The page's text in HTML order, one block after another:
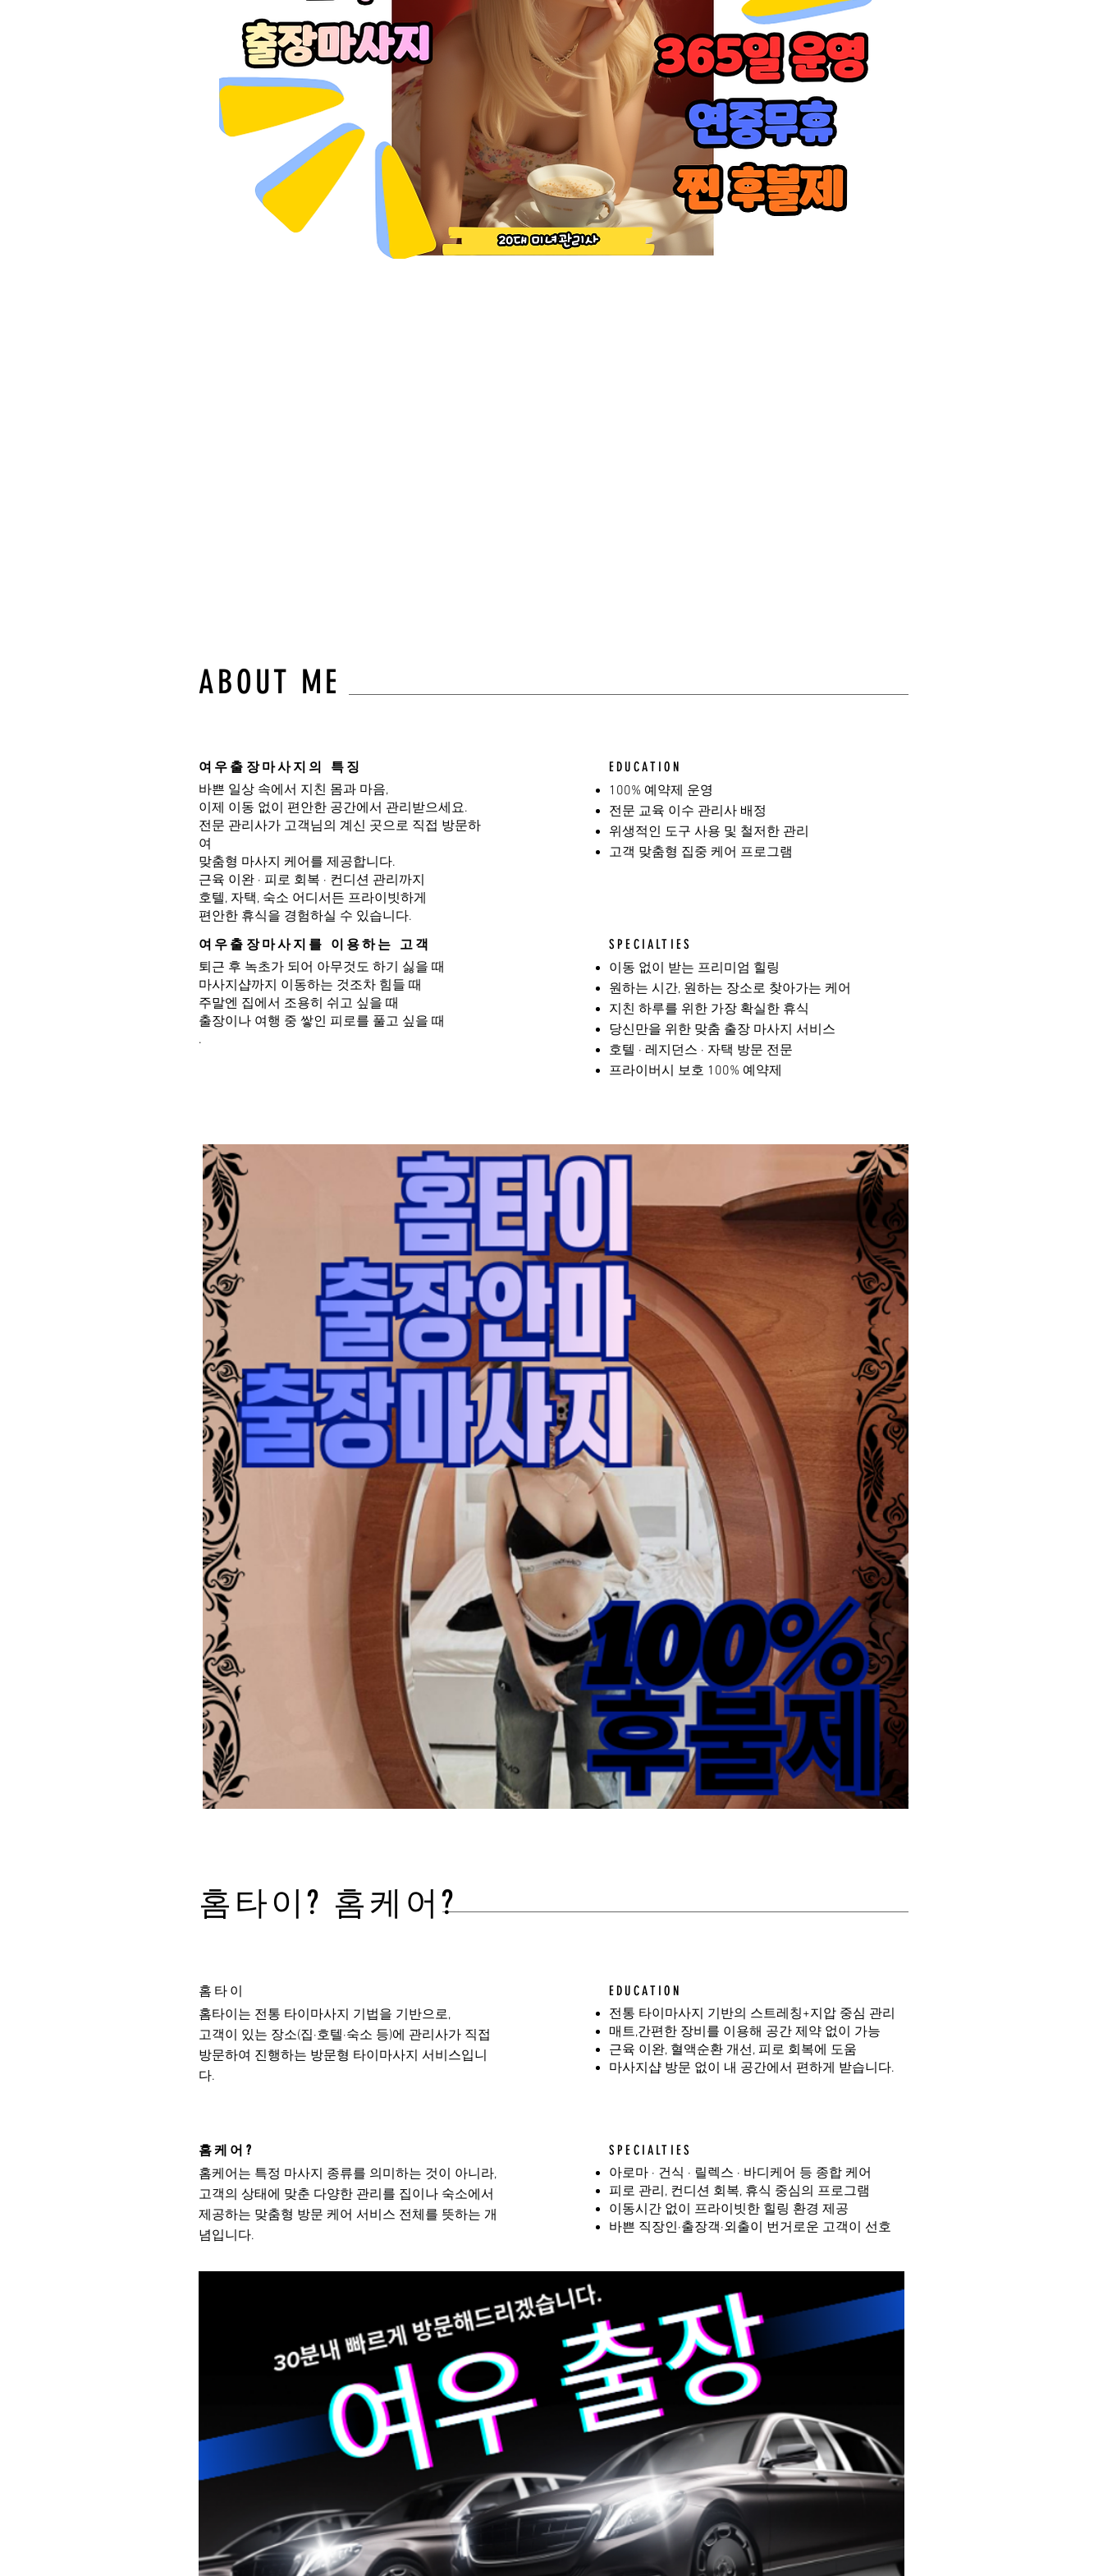
ABOUT ME
여우출장마사지의 특징
바쁜 일상 속에서 지친 몸과 마음,
이제 이동 없이 편안한 공간에서 관리받으세요.
전문 관리사가 고객님의 계신 곳으로 직접 방문하
여
맞춤형 마사지 케어를 제공합니다.
근육 이완 · 피로 회복 · 컨디션 관리까지
호텔, 자택, 숙소 어디서든 프라이빗하게
편안한 휴식을 경험하실 수 있습니다.
여우출장마사지를 이용하는 고객
퇴근 후 녹초가 되어 아무것도 하기 싫을 때
마사지샵까지 이동하는 것조차 힘들 때
주말엔 집에서 조용히 쉬고 싶을 때
출장이나 여행 중 쌓인 피로를 풀고 싶을 때
.
EDUCATION
100% 예약제 운영
전문 교육 이수 관리사 배정
위생적인 도구 사용 및 철저한 관리
고객 맞춤형 집중 케어 프로그램
SPECIALTIES
이동 없이 받는 프리미엄 힐링
원하는 시간, 원하는 장소로 찾아가는 케어
지친 하루를 위한 가장 확실한 휴식
당신만을 위한 맞춤 출장 마사지 서비스
호텔 · 레지던스 · 자택 방문 전문
프라이버시 보호 100% 예약제
홈타이? 홈케어?
홈타이
홈타이는 전통 타이마사지 기법을 기반으로,
고객이 있는 장소(집·호텔·숙소 등)에 관리사가 직접
방문하여 진행하는 방문형 타이마사지 서비스입니
다.
홈케어?
홈케어는 특정 마사지 종류를 의미하는 것이 아니라,
고객의 상태에 맞춘 다양한 관리를 집이나 숙소에서
제공하는 맞춤형 방문 케어 서비스 전체를 뜻하는 개
념입니다.
EDUCATION
전통 타이마사지 기반의 스트레칭+지압 중심 관리
매트,간편한 장비를 이용해 공간 제약 없이 가능
근육 이완, 혈액순환 개선, 피로 회복에 도움
마사지샵 방문 없이 내 공간에서 편하게 받습니다.
SPECIALTIES
아로마 · 건식 · 릴렉스 · 바디케어 등 종합 케어
피로 관리, 컨디션 회복, 휴식 중심의 프로그램
이동시간 없이 프라이빗한 힐링 환경 제공
바쁜 직장인·출장객·외출이 번거로운 고객이 선호